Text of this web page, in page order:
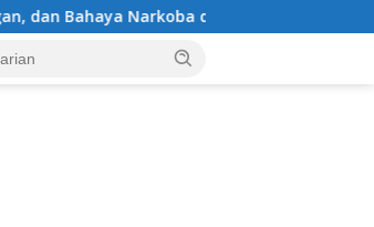
di Bungo, Gubernur Al Haris: “Kalau anak-